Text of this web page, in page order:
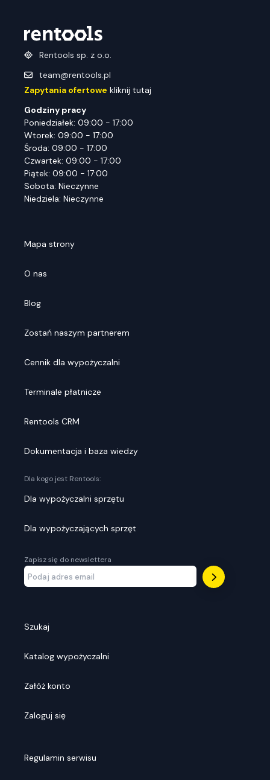
Rentools sp. z o.o.
team@rentools.pl
Zapytania ofertowe kliknij tutaj
Godziny pracy
Poniedziałek: 09:00 - 17:00
Wtorek: 09:00 - 17:00
Środa: 09:00 - 17:00
Czwartek: 09:00 - 17:00
Piątek: 09:00 - 17:00
Sobota: Nieczynne
Niedziela: Nieczynne
Mapa strony
O nas
Blog
Zostań naszym partnerem
Cennik dla wypożyczalni
Terminale płatnicze
Rentools CRM
Dokumentacja i baza wiedzy
Dla kogo jest Rentools:
Dla wypożyczalni sprzętu
Dla wypożyczających sprzęt
Zapisz się do newslettera
Szukaj
Katalog wypożyczalni
Załóż konto
Zaloguj się
Regulamin serwisu